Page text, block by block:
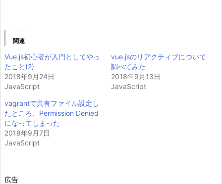
関連
Vue.js初心者が入門としてやっ
たこと(2)
2018年9月24日
JavaScript
vue.jsのリアクティブについて
調べてみた
2018年9月13日
JavaScript
vagrantで共有ファイル設定し
たところ、Permission Denied
になってしまった
2018年9月7日
JavaScript
広告